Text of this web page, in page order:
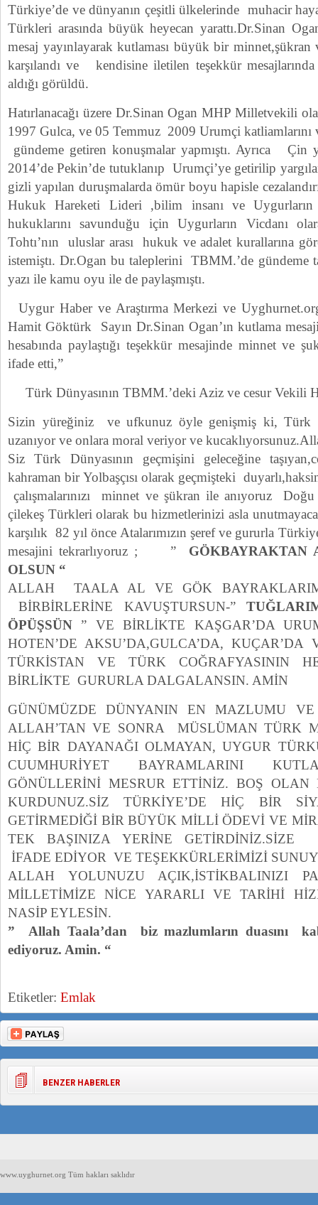
Türkiye’de ve dünyanın çeşitli ülkelerinde muhacir
Türkleri arasında büyük heyecan yarattı.Dr.Sinan
mesaj yayınlayarak kutlaması büyük bir
karşılandı ve kendisine iletilen teşekkür
aldığı görüldü.
Hatırlanacağı üzere Dr.Sinan Ogan MHP Milletvekili
1997 Gulca, ve 05 Temmuz 2009 Urumçi katliamlarını
gündeme getiren konuşmalar yapmıştı. Ayrıca Çin
2014’de Pekin’de tutuklanıp Urumçi’ye getirilip
gizli yapılan duruşmalarda ömür boyu hapisle
Hukuk Hareketi Lideri ,bilim insanı ve
hukuklarını savunduğu için Uygurların Vicdanı
Tohtı’nın uluslar arası hukuk ve adalet kurallarına
istemiştı. Dr.Ogan bu taleplerini TBMM.’de gündeme
yazı ile kamu oyu ile de paylaşmıştı.
Uygur Haber ve Araştırma Merkezi ve
Hamit Göktürk Sayın Dr.Sinan Ogan’ın kutlama
hesabında paylaştığı teşekkür mesajinde minnet ve
ifade etti,”
Türk Dünyasının TBMM.’deki Aziz ve cesur Vekili
Sizin yüreğiniz ve ufkunuz öyle genişmiş ki, Türk
uzanıyor ve onlara moral veriyor ve
Siz Türk Dünyasının geçmişini geleceğine
kahraman bir Yolbaşçısı olarak geçmişteki
çalışmalarınızı minnet ve şükran ile anıyoruz
çilekeş Türkleri olarak bu hizmetlerinizi asla
karşılık 82 yıl önce Atalarımızın şeref ve gururla
mesajini tekrarlıyoruz ; ” GÖKBAYRAKTAN
OLSUN “
ALLAH TAALA AL VE GÖK
BİRBİRLERİNE KAVUŞTURSUN-”
ÖPÜŞSÜN ” VE BİRLİKTE KAŞGAR’DA
HOTEN’DE AKSU’DA,GULCA’DA,
TÜRKİSTAN VE TÜRK COĞRAFYASININ
BİRLİKTE GURURLA DALGALANSIN. AMİN
GÜNÜMÜZDE DÜNYANIN EN MAZLUMU
ALLAH’TAN VE SONRA MÜSLÜMAN TÜRK
HİÇ BİR DAYANAĞI OLMAYAN, UYGUR
CUUMHURİYET BAYRAMLARINI
GÖNÜLLERİNİ MESRUR ETTİNİZ. BOŞ OLAN
KURDUNUZ.SİZ TÜRKİYE’DE HİÇ BİR
GETİRMEDİĞİ BİR BÜYÜK MİLLİ ÖDEVİ VE
TEK BAŞINIZA YERİNE GETİRDİNİZ.SİZE
İFADE EDİYOR VE TEŞEKKÜRLERİMİZİ
ALLAH YOLUNUZU AÇIK,İSTİKBALINIZI
MİLLETİMİZE NİCE YARARLI VE TARİHİ
NASİP EYLESİN.
” Allah Taala’dan biz mazlumların duasını
ediyoruz. Amin. “
Etiketler: Emlak
BENZER HABERLER
www.uyghurnet.org Tüm hakları saklıdır